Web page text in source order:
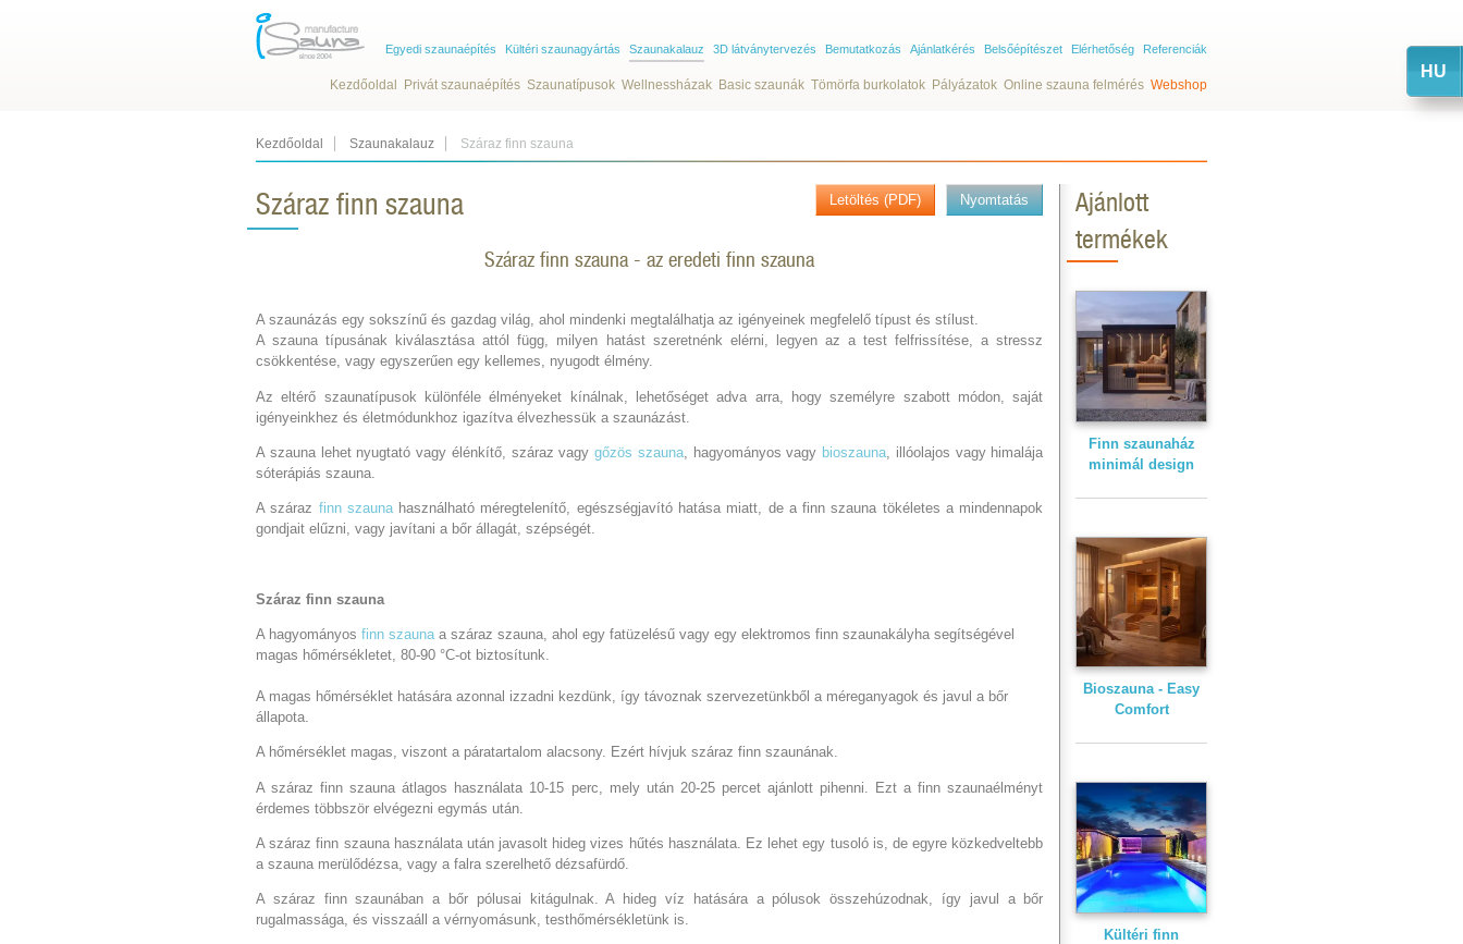
Egyedi szaunaépítés Kültéri szaunagyártás Szaunakalauz 3D látványtervezés Bemutatkozás Ajánlatkérés Belsőépítészet Elérhetőség Referenciák
Kezdőoldal Privát szaunaépítés Szaunatípusok Wellnessházak Basic szaunák Tömörfa burkolatok Pályázatok Online szauna felmérés Webshop
Kezdőoldal Szaunakalauz Száraz finn szauna
Nyomtatás
Letöltés (PDF)
Száraz finn szauna
Száraz finn szauna - az eredeti finn szauna
A szaunázás egy sokszínű és gazdag világ, ahol mindenki megtalálhatja az igényeinek megfelelő típust és stílust.
A szauna típusának kiválasztása attól függ, milyen hatást szeretnénk elérni, legyen az a test felfrissítése, a stressz
csökkentése, vagy egyszerűen egy kellemes, nyugodt élmény.
Az eltérő szaunatípusok különféle élményeket kínálnak, lehetőséget adva arra, hogy személyre szabott módon, saját
igényeinkhez és életmódunkhoz igazítva élvezhessük a szaunázást.
A szauna lehet nyugtató vagy élénkítő, száraz vagygőzös szauna, hagyományos vagy bioszauna , illóolajos vagy himalája
sóterápiás szauna.
A száraz finn szaunahasználható méregtelenítő, egészségjavító hatása miatt, de a finn szauna tökéletes a mindennapok
gondjait elűzni, vagy javítani a bőr állagát, szépségét.
Száraz finn szauna
A hagyományos finn szaunaa száraz szauna, ahol egy fatüzelésű vagy egy elektromos finn szaunakályha segítségével
magas hőmérsékletet, 80-90 °C-ot biztosítunk.
A magas hőmérséklet hatására azonnal izzadni kezdünk, így távoznak szervezetünkből a méreganyagok és javul a bőr
állapota.
A hőmérséklet magas, viszont a páratartalom alacsony. Ezért hívjuk száraz finn szaunának.
A száraz finn szauna átlagos használata 10-15 perc, mely után 20-25 percet ajánlott pihenni. Ezt a finn szaunaélményt
érdemes többször elvégezni egymás után.
A száraz finn szauna használata után javasolt hideg vizes hűtés használata. Ez lehet egy tusoló is, de egyre közkedveltebb
a szauna merülődézsa, vagy a falra szerelhető dézsafürdő.
A száraz finn szaunában a bőr pólusai kitágulnak. A hideg víz hatására a pólusok összehúzodnak, így javul a bőr
rugalmassága, és visszaáll a vérnyomásunk, testhőmérsékletünk is.
Ajánlott
termékek
Finn szaunaház
minimál design
Bioszauna - Easy
Comfort
Kültéri finn
HU